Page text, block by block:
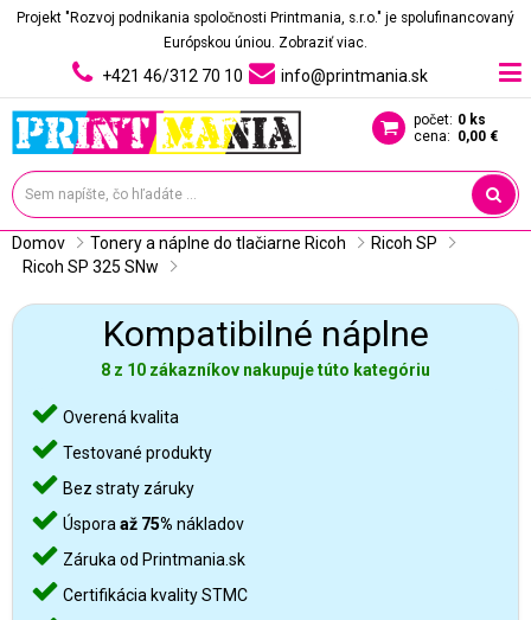
Projekt "Rozvoj podnikania spoločnosti Printmania, s.r.o." je spolufinancovaný
Európskou úniou. Zobraziť viac.
+421 46/312 70 10 info@printmania.sk
počet: 0 ks
cena: 0,00 €
Domov Tonery a náplne do tlačiarne Ricoh
Ricoh SP
Ricoh SP 325 SNw
Kompatibilné náplne
8 z 10 zákazníkov nakupuje túto kategóriu
Overená kvalita
Testované produkty
Bez straty záruky
Úspora až 75% nákladov
Záruka od Printmania.sk
Certifikácia kvality STMC